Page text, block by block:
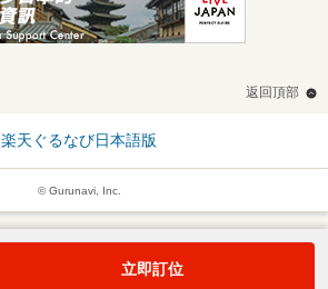
返回頂部
楽天ぐるなび日本語版
© Gurunavi, Inc.
立即訂位